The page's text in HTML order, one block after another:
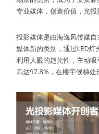
专业媒体，创造价值，光投
投影媒体是由海逸风传媒
媒体新的类别，通过LED
利用人眼的趋光性，主动
高达97.8%，在楼宇候梯处